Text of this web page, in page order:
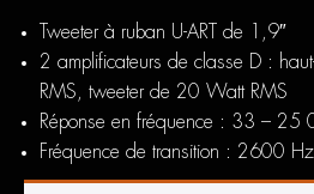
Tweeter à ruban U-ART de 1,9″
2 amplificateurs de classe D :
RMS, tweeter de 20 Watt RMS
Réponse en fréquence : 33 – 25
Fréquence de transition : 2600 Hz